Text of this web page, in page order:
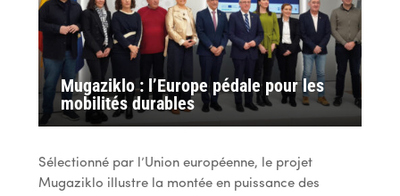
Mugaziklo : l’Europe pédale pour les
mobilités durables
Sélectionné par l’Union européenne, le projet
Mugaziklo illustre la montée en puissance des